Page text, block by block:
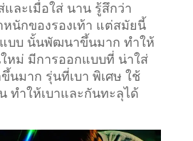
ละเมื่อใส่ นาน รู้สึกว่า
หนักของรองเท้า แต่สมัยนี้
บบ นั้นพัฒนาขึ้นมาก ทำให้
หม่ มีการออกแบบที่ น่าใส่
นมาก รุ่นที่เบา พิเศษ ใช้
ทำให้เบาและกันทะลุได้